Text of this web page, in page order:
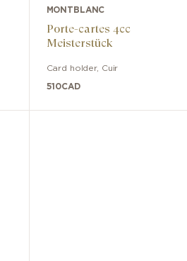
MONTBLANC
Porte-cartes 4cc
Meisterstück
Card holder, Cuir
510CAD